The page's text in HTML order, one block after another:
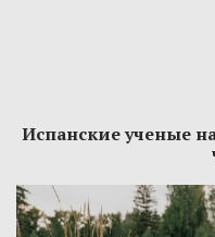
Испанские ученые